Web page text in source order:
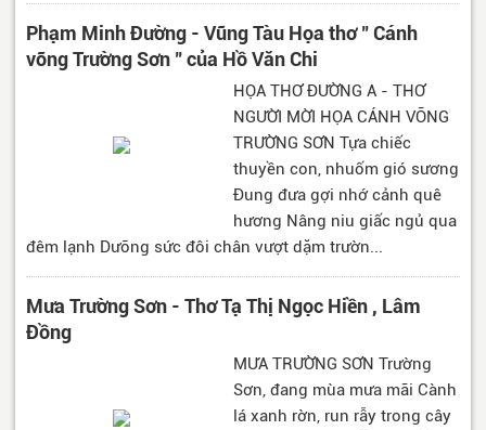
Phạm Minh Đường - Vũng Tàu Họa thơ " Cánh
võng Trường Sơn " của Hồ Văn Chi
HỌA THƠ ĐƯỜNG A - THƠ
NGƯỜI MỜI HỌA CÁNH VÕNG
TRƯỜNG SƠN Tựa chiếc
thuyền con, nhuốm gió sương
Đung đưa gợi nhớ cảnh quê
hương Nâng niu giấc ngủ qua
đêm lạnh Dưỡng sức đôi chân vượt dặm trườn...
Mưa Trường Sơn - Thơ Tạ Thị Ngọc Hiền , Lâm
Đồng
MƯA TRƯỜNG SƠN Trường
Sơn, đang mùa mưa mãi Cành
lá xanh rờn, run rẫy trong cây